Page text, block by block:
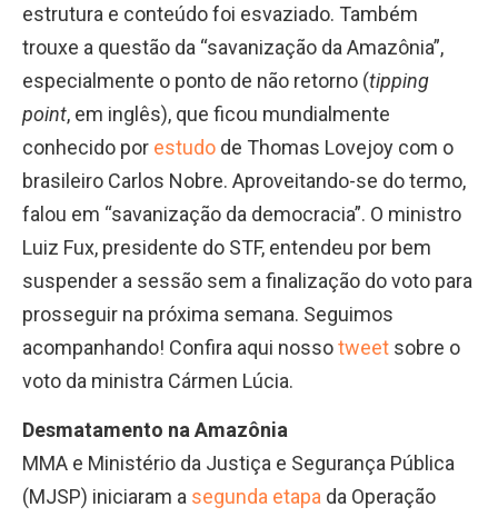
estrutura e conteúdo foi esvaziado. Também
trouxe a questão da “savanização da Amazônia”,
especialmente o ponto de não retorno (tipping
point, em inglês), que ficou mundialmente
conhecido por estudo de Thomas Lovejoy com o
brasileiro Carlos Nobre. Aproveitando-se do termo,
falou em “savanização da democracia”. O ministro
Luiz Fux, presidente do STF, entendeu por bem
suspender a sessão sem a finalização do voto para
prosseguir na próxima semana. Seguimos
acompanhando! Confira aqui nossotweet sobre o
voto da ministra Cármen Lúcia.
Desmatamento na Amazônia
MMA e Ministério da Justiça e Segurança Pública
(MJSP) iniciaram a segunda etapa da Operação